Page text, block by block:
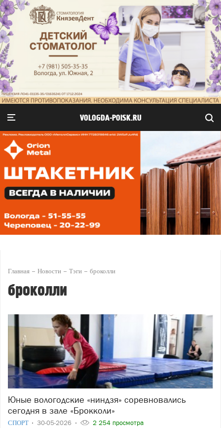
VOLOGDA-POISK.RU
Главная Новости Тэги броколли
броколли
Юные вологодские «ниндзя» соревновались
сегодня в зале «Брокколи»
СПОРТ 30-05-2026 2 254 просмотра